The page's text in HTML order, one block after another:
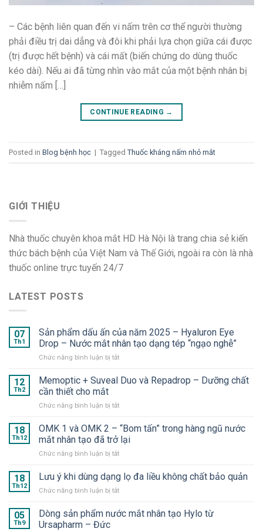
– Các bệnh liên quan đến vi nấm trên cơ thể người thường
phải điều trị dai dẳng và đôi khi phải lựa chọn giữa cái được
(trị được hết bệnh) và cái mất (biến chứng do dùng thuốc
kéo dài). Nếu ai đã từng nhìn vào mắt của một bệnh nhân bị
nhiễm nấm […]
CONTINUE READING →
Posted in Blog bệnh học | Tagged Thuốc kháng nấm nhỏ mắt
GIỚI THIỆU
Nhà thuốc chuyên khoa mắt HD Hà Nội là trang chia sẻ kiến
thức bách bệnh của Việt Nam và Thế Giới, ngoài ra còn là nhà
thuốc online trực tuyến 24/7
LATEST POSTS
07
Th1
Sản phẩm dấu ấn của năm 2025 – Hyaluron Eye
Drop – Nước mắt nhân tạo dạng tép “ngạo nghễ”
Chức năng bình luận bị tắtở
phẩm
của
2025
–
Hyaluron
Eye
–
tạo
12
Th2
Memoptic + Suveal Duo và Repadrop – Dưỡng chất
cần thiết cho mắt
Chức năng bình luận bị tắtở
+
Suveal
Duo
và
–
chất
thiết
18
Th12
OMK 1 và OMK 2 – “Bom tấn” trong hàng ngũ nước
mắt nhân tạo đã trở lại
Chức năng bình luận bị tắtở
1
và
OMK
–
18
Th12
Lưu ý khi dùng dạng lọ đa liều không chất bảo quản
Chức năng bình luận bị tắtở
ý
05
Th9
Dòng sản phẩm nước mắt nhân tạo Hylo từ
Ursapharm – Đức